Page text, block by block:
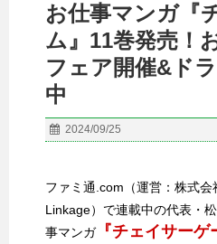
お仕事マンガ『
ム』11巻発売！
フェア開催&ド
中
2024/09/25
ファミ通.com（運営：株式会
Linkage）で連載中の代表・
事マンガ『チェイサーゲ